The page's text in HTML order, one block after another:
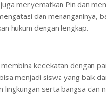
menyematkan Pin dan
dan menanganinya,
hukum dengan lengkap.
kedekatan dengan
menjadi siswa yang baik
lingkungan serta bangsa dan